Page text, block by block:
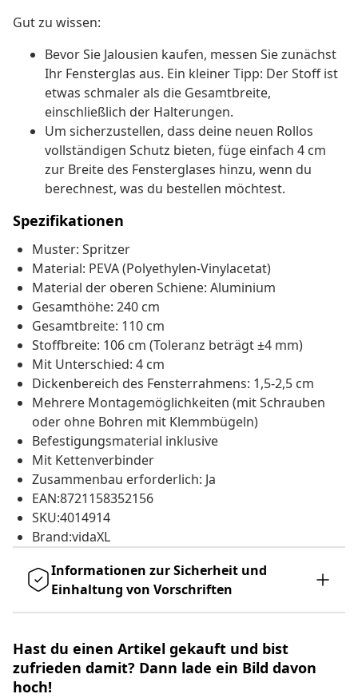
Gut zu wissen:
Bevor Sie Jalousien kaufen, messen Sie zunächst
Ihr Fensterglas aus. Ein kleiner Tipp: Der Stoff ist
etwas schmaler als die Gesamtbreite,
einschließlich der Halterungen.
Um sicherzustellen, dass deine neuen Rollos
vollständigen Schutz bieten, füge einfach 4 cm
zur Breite des Fensterglases hinzu, wenn du
berechnest, was du bestellen möchtest.
Spezifikationen
Muster: Spritzer
Material: PEVA (Polyethylen-Vinylacetat)
Material der oberen Schiene: Aluminium
Gesamthöhe: 240 cm
Gesamtbreite: 110 cm
Stoffbreite: 106 cm (Toleranz beträgt ±4 mm)
Mit Unterschied: 4 cm
Dickenbereich des Fensterrahmens: 1,5-2,5 cm
Mehrere Montagemöglichkeiten (mit Schrauben
oder ohne Bohren mit Klemmbügeln)
Befestigungsmaterial inklusive
Mit Kettenverbinder
Zusammenbau erforderlich: Ja
EAN:8721158352156
SKU:4014914
Brand:vidaXL
Informationen zur Sicherheit und
Einhaltung von Vorschriften
Hast du einen Artikel gekauft und bist
zufrieden damit? Dann lade ein Bild davon
hoch!